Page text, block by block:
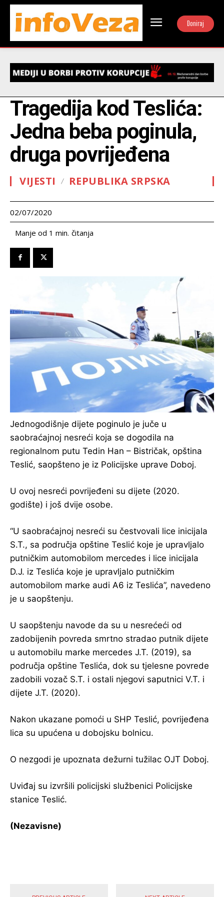
Doniraj
Tragedija kod Teslića:
Jedna beba poginula,
druga povrijeđena
VIJESTI REPUBLIKA SRPSKA
02/07/2020
Manje od 1 min. čitanja
Jednogodišnje dijete poginulo je juče u
saobraćajnoj nesreći koja se dogodila na
regionalnom putu Tedin Han – Bistričak, opština
Teslić, saopšteno je iz Policijske uprave Doboj.
U ovoj nesreći povrijeđeni su dijete (2020.
godište) i još dvije osobe.
“U saobraćajnoj nesreći su čestvovali lice inicijala
S.T., sa područja opštine Teslić koje je upravljalo
putničkim automobilom mercedes i lice inicijala
D.J. iz Teslića koje je upravljalo putničkim
automobilom marke audi A6 iz Teslića”, navedeno
je u saopštenju.
U saopštenju navode da su u nesrećeći od
zadobijenih povreda smrtno stradao putnik dijete
u automobilu marke mercedes J.T. (2019), sa
područja opštine Teslića, dok su tjelesne povrede
zadobili vozač S.T. i ostali njegovi saputnici V.T. i
dijete J.T. (2020).
Nakon ukazane pomoći u SHP Teslić, povrijeđena
lica su upućena u dobojsku bolnicu.
O nezgodi je upoznata dežurni tužilac OJT Doboj.
Uviđaj su izvršili policijski službenici Policijske
stanice Teslić.
(Nezavisne)